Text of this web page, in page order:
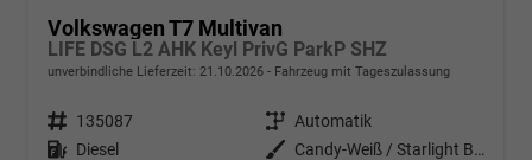
Volkswagen T7 Multivan
LIFE DSG L2 AHK Keyl PrivG ParkP SHZ
unverbindliche Lieferzeit: 21.10.2026 Fahrzeug mit Tageszulassung
Fahrzeugnr. 135087 Getriebe Automatik
Kraftstoff Diesel Außenfarbe
Candy-Weiß / Starlight Blue Meta